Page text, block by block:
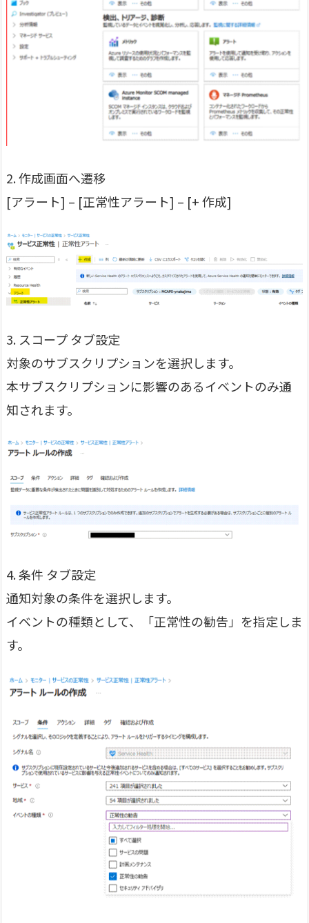
2. 作成画面へ遷移
[アラート] – [正常性アラート] – [+ 作成]
3. スコープ タブ設定
対象のサブスクリプションを選択します。
本サブスクリプションに影響のあるイベントのみ通
知されます。
4. 条件 タブ設定
通知対象の条件を選択します。
イベントの種類として、「正常性の勧告」を指定しま
す。